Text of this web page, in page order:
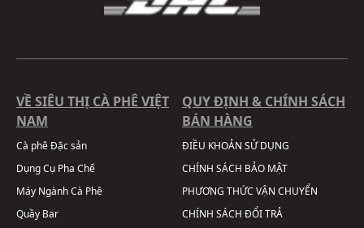
VỀ SIÊU THỊ CÀ PHÊ VIỆT
NAM
Cà phê Đặc sản
Dụng Cụ Pha Chế
Máy Ngành Cà Phê
Quầy Bar
QUY ĐỊNH & CHÍNH SÁCH
BÁN HÀNG
ĐIỀU KHOẢN SỬ DỤNG
CHÍNH SÁCH BẢO MẬT
PHƯƠNG THỨC VẬN CHUYỂN
CHÍNH SÁCH ĐỔI TRẢ